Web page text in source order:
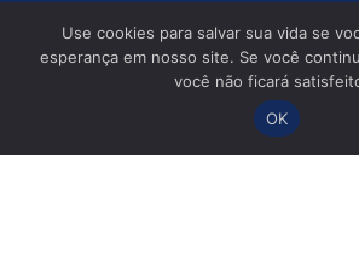
Use cookies para salvar sua vida se
esperança em nosso site. Se você
você não ficará
OK